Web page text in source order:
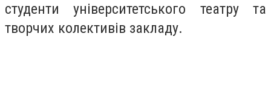
студенти університетського театру та
творчих колективів закладу.